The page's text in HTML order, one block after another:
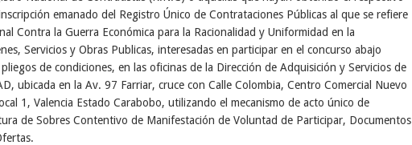
emanado del Registro Único de Contrataciones Públicas al que se refiere
Contra la Guerra Económica para la Racionalidad y Uniformidad en la
Servicios y Obras Publicas, interesadas en participar en el concurso abajo
de condiciones, en las oficinas de la Dirección de Adquisición y Servicios de
ubicada en la Av. 97 Farriar, cruce con Calle Colombia, Centro Comercial Nuevo
1, Valencia Estado Carabobo, utilizando el mecanismo de acto único de
de Sobres Contentivo de Manifestación de Voluntad de Participar, Documentos